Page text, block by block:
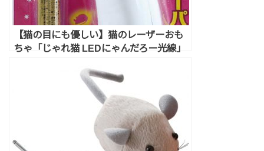
【猫の目にも優しい】猫のレーザーおも
ちゃ「じゃれ猫 LEDにゃんだろー光線」